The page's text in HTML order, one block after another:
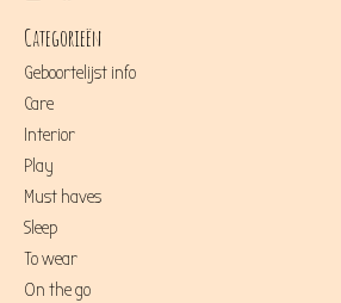
Categorieën
Geboortelijst info
Care
Interior
Play
Must haves
Sleep
To wear
On the go